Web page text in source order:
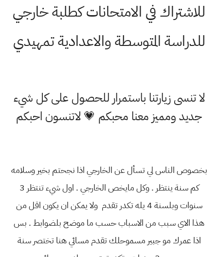
للاشتراك في الامتحانات كطلبة خارجي
للدراسة المتوسطة والاعدادية تمهيدي
لا تنسى زيارتنا باستمرار للحصول على كل شيء
جديد ومميز معنا محبكم 💗 لاتنسون احبكم
بخصوص الناس لي تسأل عن الخارجي اذا نجحتم بخير وسلامه
كم سنة ينتظر . وكل مايخص الخارجي . اول شيء تنتظر 3
سنوات وبلسنة 4 يله تكدر تقدم ولا يمكن ان يكون اقل من
هذا الاي سبب من الاسباب حسب ما موضح بلضوابط . بس
اذا عمرك مو جبير مسموحلك تقدم مسائي هنا تختصر سنة